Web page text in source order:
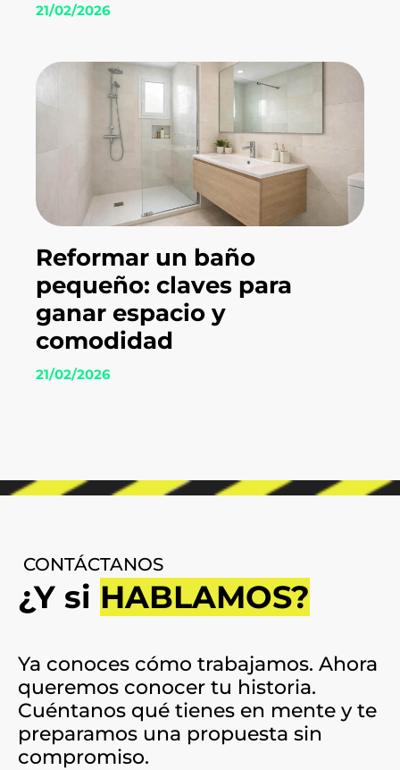
21/02/2026
Reformar un baño
pequeño: claves para
ganar espacio y
comodidad
21/02/2026
CONTÁCTANOS
¿Y si HABLAMOS?
Ya conoces cómo trabajamos. Ahora
queremos conocer tu historia.
Cuéntanos qué tienes en mente y te
preparamos una propuesta sin
compromiso.